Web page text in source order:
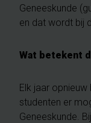
Geneeskunde
en dat wordt bij
Wat betekent
Elk jaar
studenten er
Geneeskunde.